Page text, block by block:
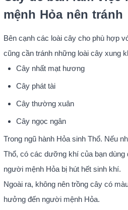
mệnh Hỏa nên tránh
Bên cạnh các loài cây cho phù hợp
cũng cần tránh những loài cây xung
Cây nhất mạt hương
Cây phát tài
Cây thường xuân
Cây ngọc ngân
Trong ngũ hành Hỏa sinh Thổ. Nếu
Thổ, có các dưỡng khí của bạn dùng
người mệnh Hỏa bị hút hết sinh khí.
Ngoài ra, không nên trồng cây có
hưởng đến người mệnh Hỏa.